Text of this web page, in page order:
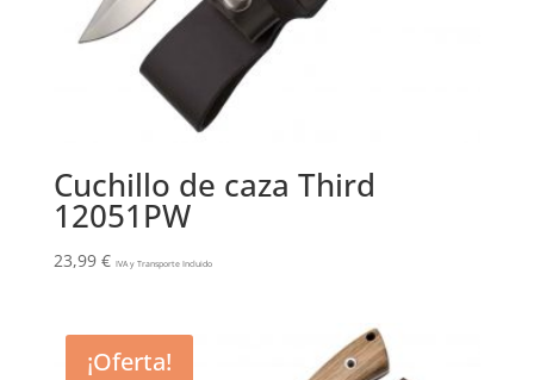
Cuchillo de caza Third
12051PW
23,99 € IVA y Transporte Incluido
¡Oferta!